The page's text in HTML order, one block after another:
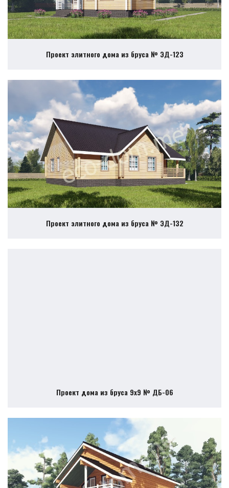
Проект элитного дома из бруса № ЭД-123
Проект элитного дома из бруса № ЭД-132
Проект дома из бруса 9х9 № ДБ-06